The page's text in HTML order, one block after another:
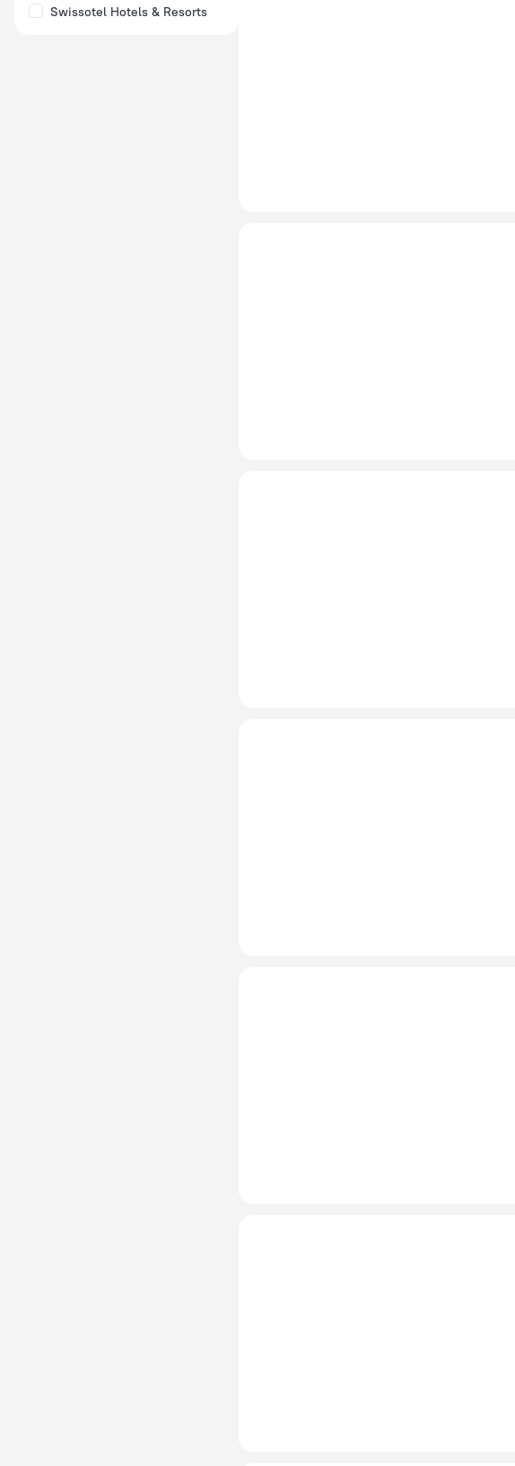
Swissotel Hotels & Resorts